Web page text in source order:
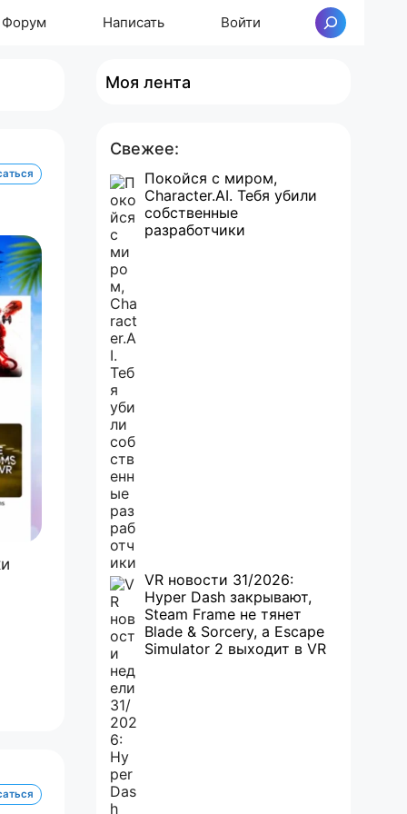
Форум Написать Войти Поиск
Моя лента
Свежее:
Покойся с миром,
Character.AI. Тебя убили
собственные
разработчики
VR новости 31/2026:
Hyper Dash закрывают,
Steam Frame не тянет
Blade & Sorcery, а Escape
Simulator 2 выходит в VR